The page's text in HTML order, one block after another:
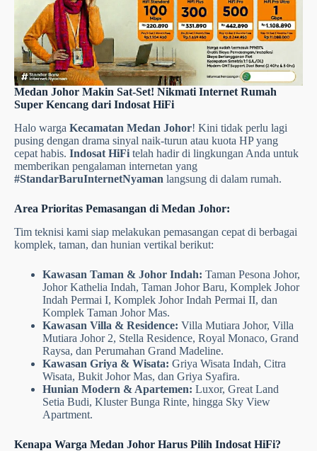
Medan Johor Makin Sat-Set! Nikmati Internet Rumah
Super Kencang dari Indosat HiFi
Halo warga Kecamatan Medan Johor! Kini tidak perlu lagi
pusing dengan drama sinyal naik-turun atau kuota HP yang
cepat habis. Indosat HiFi telah hadir di lingkungan Anda untuk
memberikan pengalaman internetan yang
#StandarBaruInternetNyaman langsung di dalam rumah.
Area Prioritas Pemasangan di Medan Johor:
Tim teknisi kami siap melakukan pemasangan cepat di berbagai
komplek, taman, dan hunian vertikal berikut:
Kawasan Taman & Johor Indah: Taman Pesona Johor,
Johor Kathelia Indah, Taman Johor Baru, Komplek Johor
Indah Permai I, Komplek Johor Indah Permai II, dan
Komplek Taman Johor Mas.
Kawasan Villa & Residence: Villa Mutiara Johor, Villa
Mutiara Johor 2, Stella Residence, Royal Monaco, Grand
Raysa, dan Perumahan Grand Madeline.
Kawasan Griya & Wisata: Griya Wisata Indah, Citra
Wisata, Bukit Johor Mas, dan Griya Syafira.
Hunian Modern & Apartemen: Luxor, Great Land
Setia Budi, Kluster Bunga Rinte, hingga Sky View
Apartment.
Kenapa Warga Medan Johor Harus Pilih Indosat HiFi?